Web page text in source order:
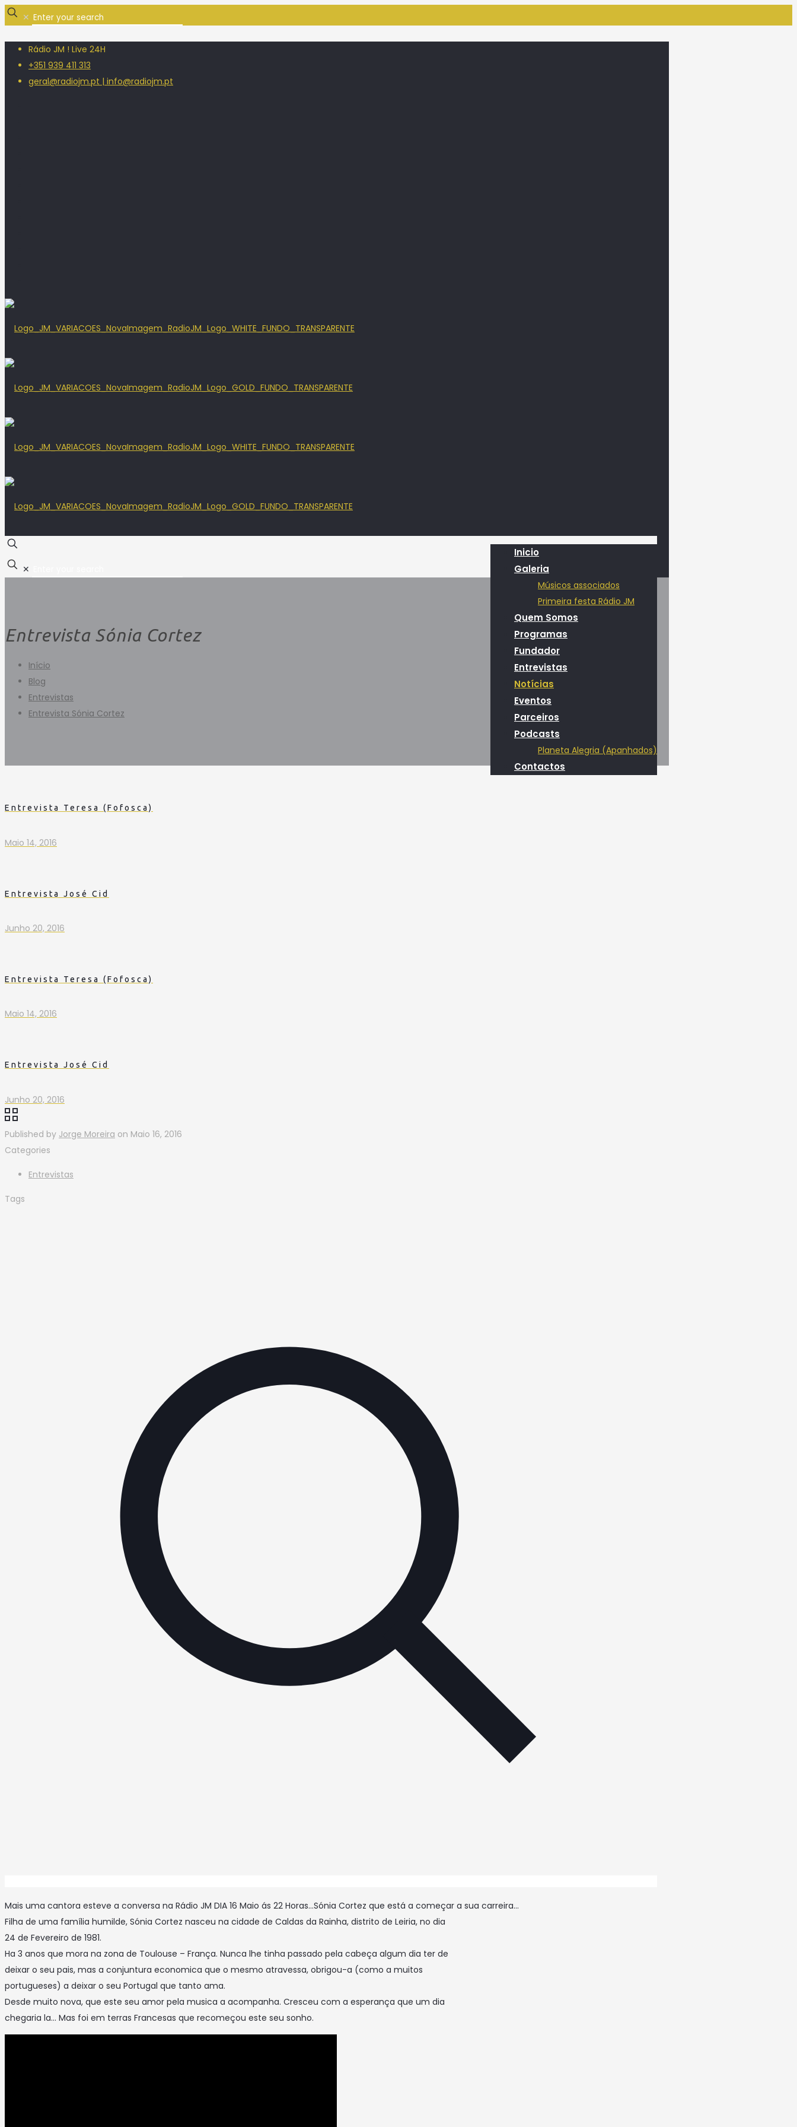
✕
Rádio JM ! Live 24H
+351 939 411 313
geral@radiojm.pt | info@radiojm.pt
Inicio
Galeria
Músicos associados
Primeira festa Rádio JM
Quem Somos
Programas
Fundador
Entrevistas
Notícias
Eventos
Parceiros
Podcasts
Planeta Alegria (Apanhados)
Contactos
✕
Entrevista Sónia Cortez
Início
Blog
Entrevistas
Entrevista Sónia Cortez
Entrevista Teresa (Fofosca)
Maio 14, 2016
Entrevista José Cid
Junho 20, 2016
Entrevista Teresa (Fofosca)
Maio 14, 2016
Entrevista José Cid
Junho 20, 2016
Published by Jorge Moreira on Maio 16, 2016
Categories
Entrevistas
Tags
Mais uma cantora esteve a conversa na Rádio JM DIA 16 Maio ás 22 Horas…Sónia Cortez que está a começar a sua carreira…
Filha de uma família humilde, Sónia Cortez nasceu na cidade de Caldas da Rainha, distrito de Leiria, no dia
24 de Fevereiro de 1981.
Ha 3 anos que mora na zona de Toulouse – França. Nunca lhe tinha passado pela cabeça algum dia ter de
deixar o seu pais, mas a conjuntura economica que o mesmo atravessa, obrigou-a (como a muitos
portugueses) a deixar o seu Portugal que tanto ama.
Desde muito nova, que este seu amor pela musica a acompanha. Cresceu com a esperança que um dia
chegaria la… Mas foi em terras Francesas que recomeçou este seu sonho.